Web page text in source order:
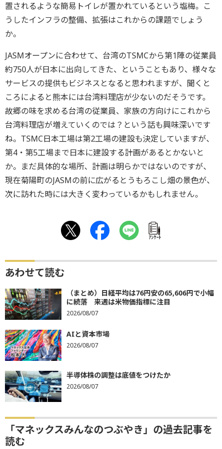
置されるような簡易トイレが置かれているという塩梅。こ
うしたインフラの整備、拡張はこれからの課題でしょう
か。
JASMオープンに合わせて、台湾のTSMCから第1陣の従業員
約750人が日本に出向してきた、ということもあり、様々な
サービスの提供もビジネスとなると思われますが、聞くと
ころによると熊本には台湾料理店が少ないのだそうです。
故郷の味を求める台湾の従業員、家族の方向けにこれから
台湾料理店が増えていくのでは？という話も興味深いです
ね。TSMC日本工場は第2工場の建設も決定していますが、
第4・第5工場まで日本に建設する計画があるとかないと
か。まだ具体的な場所、計画は明らかではないのですが、
現在菊陽町のJASMの前に広がるとうもろこし畑の景色が、
次に訪れた時には大きく変わっているかもしれません。
ｱﾝｹｰﾄ
あわせて読む
（まとめ）日経平均は76円安の65,606円で小幅
に続落 来週は米物価指標に注目
2026/08/07
AIと資本市場
2026/08/07
半導体株の調整は底値をつけたか
2026/08/07
「マネックスみんなのつぶやき」の過去記事を
読む